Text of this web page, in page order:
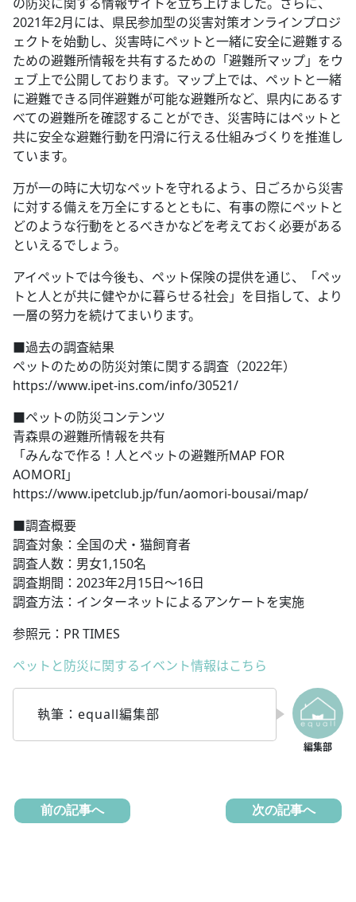
2021年2月には、県民参加型の災害対策オンラインプロジ
ェクトを始動し、災害時にペットと一緒に安全に避難する
ための避難所情報を共有するための「避難所マップ」をウ
ェブ上で公開しております。マップ上では、ペットと一緒
に避難できる同伴避難が可能な避難所など、県内にあるす
べての避難所を確認することができ、災害時にはペットと
共に安全な避難行動を円滑に行える仕組みづくりを推進し
ています。
万が一の時に大切なペットを守れるよう、日ごろから災害
に対する備えを万全にするとともに、有事の際にペットと
どのような行動をとるべきかなどを考えておく必要がある
といえるでしょう。
アイペットでは今後も、ペット保険の提供を通じ、「ペッ
トと人とが共に健やかに暮らせる社会」を目指して、より
一層の努力を続けてまいります。
■過去の調査結果
ペットのための防災対策に関する調査（2022年）
https://www.ipet-ins.com/info/30521/
■ペットの防災コンテンツ
青森県の避難所情報を共有
「みんなで作る！人とペットの避難所MAP FOR
AOMORI」
https://www.ipetclub.jp/fun/aomori-bousai/map/
■調査概要
調査対象：全国の犬・猫飼育者
調査人数：男女1,150名
調査期間：2023年2月15日～16日
調査方法：インターネットによるアンケートを実施
参照元：PR TIMES
ペットと防災に関するイベント情報はこちら
執筆：equall編集部
前の記事へ 次の記事へ